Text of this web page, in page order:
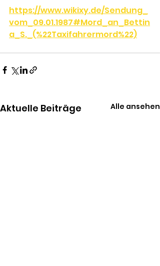
https://www.wikixy.de/Sendung_
vom_09.01.1987#Mord_an_Bettin
a_S._(%22Taxifahrermord%22)
Aktuelle Beiträge Alle ansehen